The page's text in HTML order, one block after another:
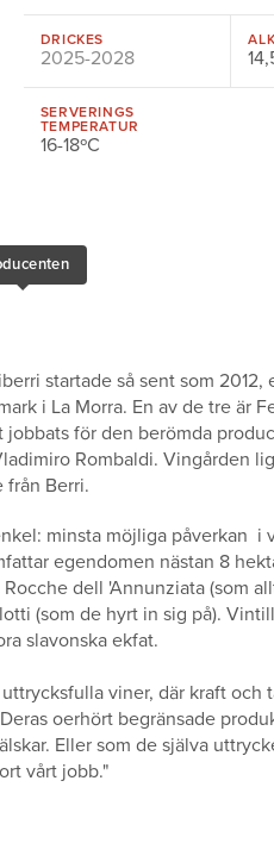
DRICKES
2025-2028
SERVERINGS
TEMPERATUR
16-18ºC
startade så sent som
i La Morra. En av de tre är
för den berömda
Rombaldi. Vingården
från Berri.
minsta möjliga påverkan
egendomen nästan 8
dell 'Annunziata (som
(som de hyrt in sig på).
slavonska ekfat.
viner, där kraft
oerhört begränsade
Eller som de själva
vårt jobb."